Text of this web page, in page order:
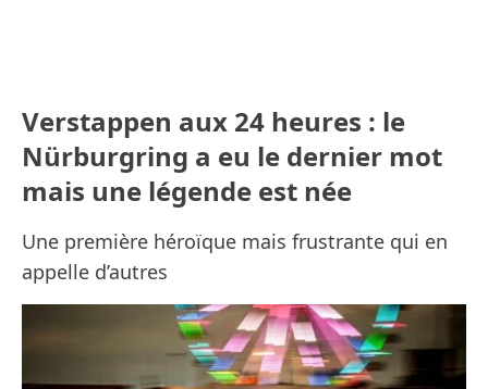
Verstappen aux 24 heures : le
Nürburgring a eu le dernier mot
mais une légende est née
Une première héroïque mais frustrante qui en
appelle d’autres